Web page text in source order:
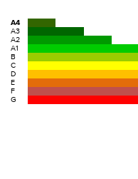
A4
A3
A2
A1
B
C
D
E
F
G